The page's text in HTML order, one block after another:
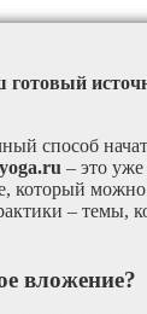
способ
– это
который
– темы,
вложение?